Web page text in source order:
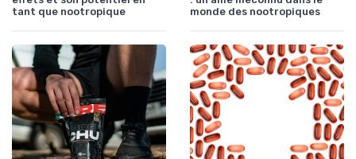
tant que nootropique
monde des nootropiques